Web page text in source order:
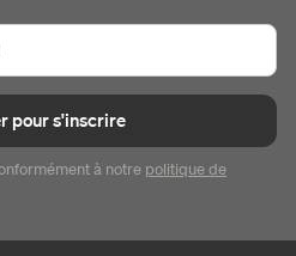
pour s'inscrire
à notre politique de